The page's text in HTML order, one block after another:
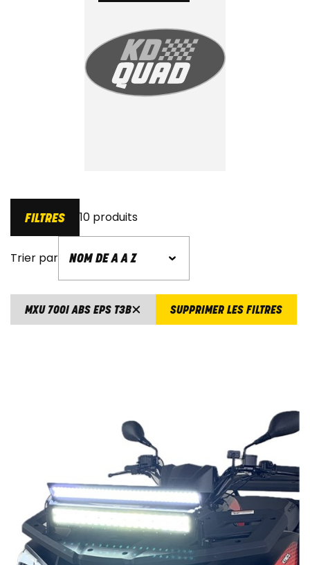
FILTRES 10 produits
Trier par
MXU 700I ABS EPS T3B SUPPRIMER LES FILTRES